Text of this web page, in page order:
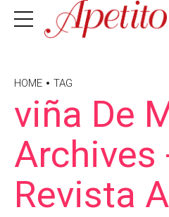
HOME TAG
viña De
Archives
Revista